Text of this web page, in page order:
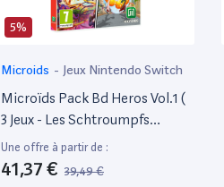
5%
Microids - Jeux Nintendo Switch
Microïds Pack Bd Heros Vol.1 (
3 Jeux - Les Schtroumpfs
Missions Malfeuille, Sisters 1,
Marsupilami) Switch
Une offre à partir de :
41,37 € 39,49 €